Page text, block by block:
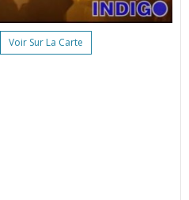
Voir Sur La Carte